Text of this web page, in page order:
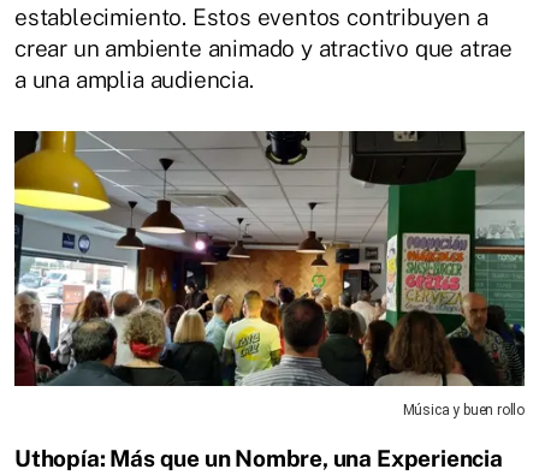
establecimiento. Estos eventos contribuyen a
crear un ambiente animado y atractivo que atrae
a una amplia audiencia.
Música y buen rollo
Uthopía: Más que un Nombre, una Experiencia